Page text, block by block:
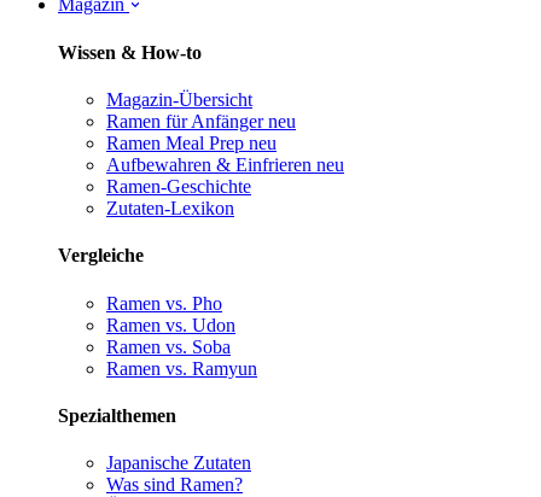
Magazin
Wissen & How-to
Magazin-Übersicht
Ramen für Anfänger neu
Ramen Meal Prep neu
Aufbewahren & Einfrieren neu
Ramen-Geschichte
Zutaten-Lexikon
Vergleiche
Ramen vs. Pho
Ramen vs. Udon
Ramen vs. Soba
Ramen vs. Ramyun
Spezialthemen
Japanische Zutaten
Was sind Ramen?